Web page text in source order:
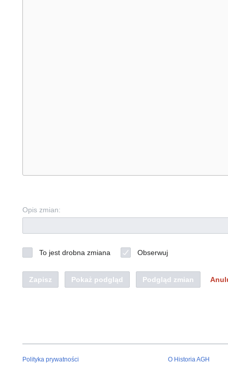
Opis zmian:
To jest drobna zmiana Obserwuj
Zapisz Pokaż podgląd Podgląd zmian
Polityka prywatności O Historia AGH